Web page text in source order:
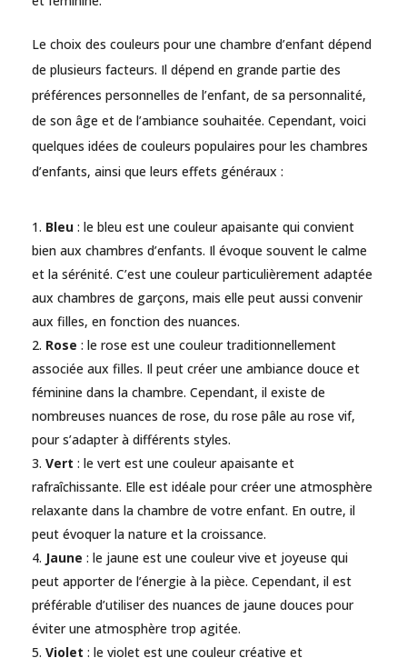
Le choix des couleurs pour une chambre d’enfant dépend
de plusieurs facteurs. Il dépend en grande partie des
préférences personnelles de l’enfant, de sa personnalité,
de son âge et de l’ambiance souhaitée. Cependant, voici
quelques idées de couleurs populaires pour les chambres
d’enfants, ainsi que leurs effets généraux :
Bleu: le bleu est une couleur apaisante qui convient
bien aux chambres d’enfants. Il évoque souvent le calme
et la sérénité. C’est une couleur particulièrement adaptée
aux chambres de garçons, mais elle peut aussi convenir
aux filles, en fonction des nuances.
Rose : le rose est une couleur traditionnellement
associée aux filles. Il peut créer une ambiance douce et
féminine dans la chambre. Cependant, il existe de
nombreuses nuances de rose, du rose pâle au rose vif,
pour s’adapter à différents styles.
Vert : le vert est une couleur apaisante et
rafraîchissante. Elle est idéale pour créer une atmosphère
relaxante dans la chambre de votre enfant. En outre, il
peut évoquer la nature et la croissance.
Jaune : le jaune est une couleur vive et joyeuse qui
peut apporter de l’énergie à la pièce. Cependant, il est
préférable d’utiliser des nuances de jaune douces pour
éviter une atmosphère trop agitée.
Violet : le violet est une couleur créative et